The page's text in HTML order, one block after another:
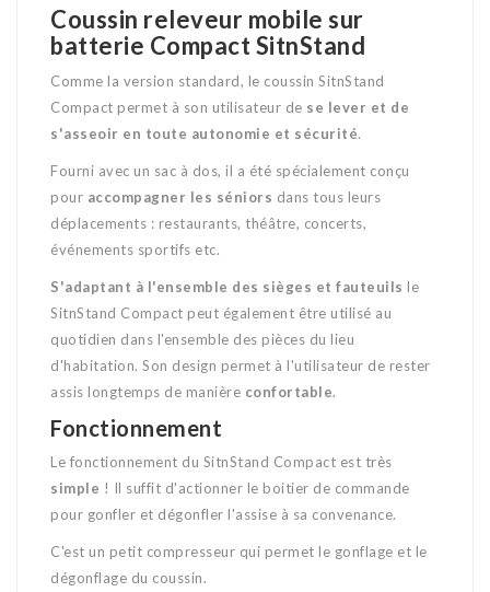
Coussin releveur mobile sur
batterie Compact SitnStand
Comme la version standard, le coussin SitnStand
Compact permet à son utilisateur de se lever et de
s'asseoir en toute autonomie et sécurité.
Fourni avec un sac à dos, il a été spécialement conçu
pour accompagner les séniors dans tous leurs
déplacements : restaurants, théâtre, concerts,
événements sportifs etc.
S'adaptant à l'ensemble des sièges et fauteuils le
SitnStand Compact peut également être utilisé au
quotidien dans l'ensemble des pièces du lieu
d'habitation. Son design permet à l'utilisateur de rester
assis longtemps de manière confortable.
Fonctionnement
Le fonctionnement du SitnStand Compact est très
simple ! Il suffit d'actionner le boitier de commande
pour gonfler et dégonfler l'assise à sa convenance.
C'est un petit compresseur qui permet le gonflage et le
dégonflage du coussin.